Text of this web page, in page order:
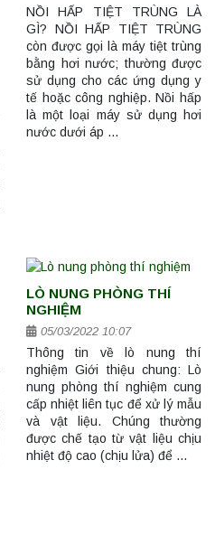
NỒI HẤP TIỆT TRÙNG LÀ
GÌ? NỒI HẤP TIỆT TRÙNG
còn được gọi là máy tiệt trùng
bằng hơi nước; thường được
sử dụng cho các ứng dụng y
tế hoặc công nghiệp. Nồi hấp
là một loại máy sử dụng hơi
nước dưới áp …
LÒ NUNG PHÒNG THÍ
NGHIỆM
05/03/2022 10:07
Thông tin về lò nung thí
nghiệm Giới thiệu chung: Lò
nung phòng thí nghiệm cung
cấp nhiệt liên tục để xử lý mẫu
và vật liệu. Chúng thường
được chế tạo từ vật liệu chịu
nhiệt độ cao (chịu lửa) để …